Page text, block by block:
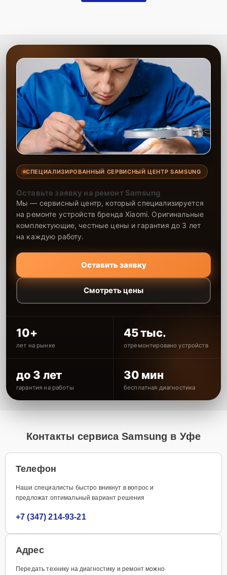
Запчасти в наличии— оригинальные
Сервисный центр выполняет качественную замену аккумулятора
телефона с минимальными затратами времени. Опытные
специалисты оперативно устраняют неисправности, обеспечивая
долгую работу устройства после замены. На все работы и
установленные компоненты предоставляется гарантия, что
подтверждает надежность и долговечность ремонта. Доверьте
замену аккумулятора нашему сервису, и телефон снова будет
держать заряд, как новый.
СПЕЦИАЛИЗИРОВАННЫЙ СЕРВИСНЫЙ ЦЕНТР SAMSUNG
Оставьте заявку на ремонт Samsung
Мы — сервисный центр, который специализируется
на ремонте устройств бренда Xiaomi. Оригинальные
комплектующие, честные цены и гарантия до 3 лет
на каждую работу.
Оставить заявку
Смотреть цены
10+
лет на рынке
45 тыс.
отремонтировано устройств
до 3 лет
гарантия на работы
30 мин
бесплатная диагностика
Контакты сервиса Samsung в Уфе
Телефон
Наши специалисты быстро вникнут в вопрос и
предложат оптимальный вариант решения
+7 (347) 214-93-21
Адрес
Передать технику на диагностику и ремонт можно